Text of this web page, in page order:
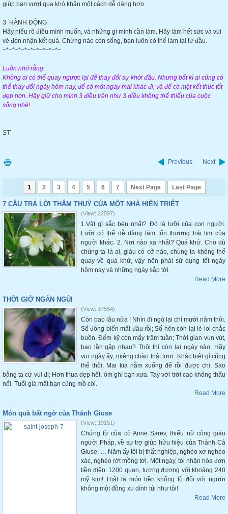
giúp bạn vượt qua khó khăn một cách dễ dàng hơn.
3. HÀNH ĐỘNG
Hãy hiểu rõ điều mình muốn, và những gì mình cần làm. Hãy làm hết sức và vui
vẻ đón nhận kết quả. Chừng nào còn sống, bạn luôn có thể làm lại từ đầu.
~*~*~*~*~*~*~*~*~*~
Luôn nhớ rằng:
Không ai có thể quay ngược lại để thay đổi sự khởi đầu. Nhưng bất kì ai cũng có
thể thay đổi ngày hôm nay, để có một ngày mai khác đi, và để có một kết thúc tốt
đẹp hơn. Hãy giữ cho mình 3 điều trên như 3 điều không thể thiếu của cuộc
sống nhé!
ST
Previous Next
1 2 3 4 5 6 7 Next Page Last Page
7 CÂU TRẢ LỜI THÂM THUÝ CỦA MỘT NHÀ HIỀN TRIẾT
(View: 22597)
1.Vật gì sắc bén nhất? Đó là lưỡi của con người.
Lưỡi có thể dễ dàng làm tổn thương trái tim của
người khác. 2. Nơi nào xa nhất? Quá khứ. Cho dù
chúng ta là ai, giàu có cỡ nào, chúng ta không thể
quay về quá khứ, vậy nên phải sử dụng tốt ngày
hôm nay và những ngày sắp tới.
Read More
THỜI GIỜ NGẮN NGỦI
(View: 37554)
Còn bao lâu nữa ! Nhìn đi ngó lại chỉ mười năm thôi.
Số đông biến mất đâu rồi; Số hên còn lại lẻ loi chắc
buồn. Đếm kỹ còn mấy trăm tuần; Thời gian vun vút,
bao lần gặp nhau? Thôi thì còn lại ngày nào; Hãy
vui ngày ấy, miệng chào thật tươi. Khác biệt gì cũng
thế thôi; Mai kia nằm xuống để rồi được chi. Sao
bằng ta cứ vui đi; Hơn thua dẹp hết, ôm ghì bạn xưa. Tay với trời cao không thấu
nổi. Tuổi già mất bạn cũng mồ côi.
Read More
Món quà bất ngờ của Thánh Giuse
(View: 19151)
Chứng từ của cô Anne Sarev, thiếu nữ công giáo
người Pháp, về sự trợ giúp hữu hiệu của Thánh Cả
Giuse. … Năm ấy tôi bị thất nghiệp, nghèo xơ nghèo
xác, nghèo rớt mồng tơi. Một ngày, tôi nhận hóa đơn
tiền điện: 1200 quan, tương đương với khoảng 240
mỹ kim! Thật là món tiền khổng lồ đối với người
không một đồng xu dính túi như tôi!
Read More